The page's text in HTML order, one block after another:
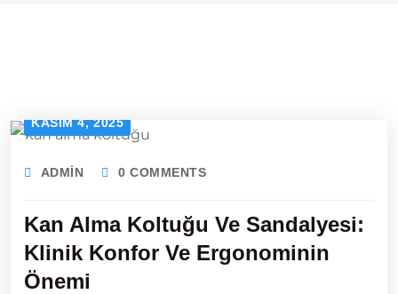
KASIM 4, 2025
ADMIN 0 COMMENTS
Kan Alma Koltuğu Ve Sandalyesi:
Klinik Konfor Ve Ergonominin
Önemi